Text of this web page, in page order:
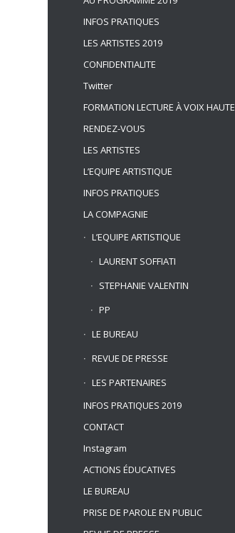
INFOS PRATIQUES
LES ARTISTES 2019
CONFIDENTIALITE
Twitter
FORMATION LECTURE À VOIX HAUTE
RENDEZ-VOUS
LES ARTISTES
L’EQUIPE ARTISTIQUE
INFOS PRATIQUES
LA COMPAGNIE
L’EQUIPE ARTISTIQUE
LAURENT SOFFIATI
STEPHANIE VALENTIN
PP
LE BUREAU
REVUE DE PRESSE
LES PARTENAIRES
INFOS PRATIQUES 2019
CONTACT
Instagram
ACTIONS ÉDUCATIVES
LE BUREAU
PRISE DE PAROLE EN PUBLIC